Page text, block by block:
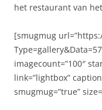
het restaurant van
[smugmug
imagecount=”100″
link=”lightbox”
smugmug=”true”